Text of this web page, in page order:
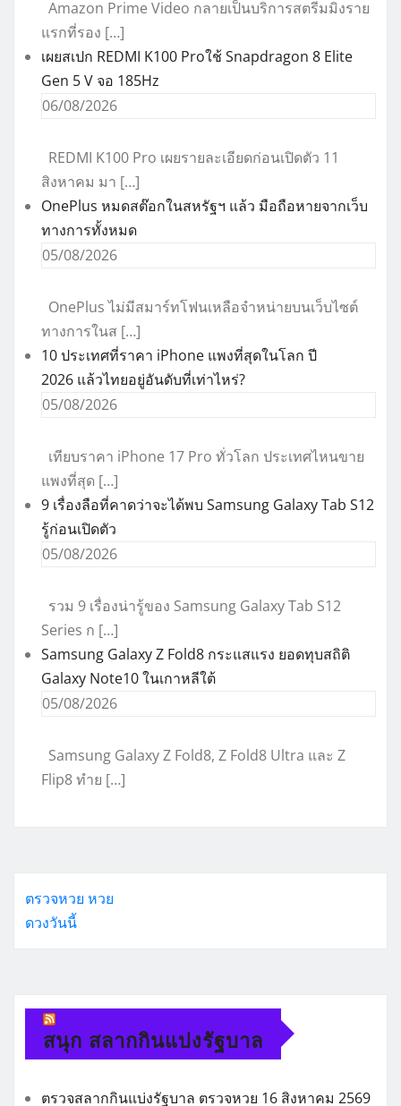
Amazon Prime Video กลายเป็นบริการสตรีมมิงราย
แรกที่รอง […]
เผยสเปก REDMI K100 Proใช้ Snapdragon 8 Elite
Gen 5 V จอ 185Hz
06/08/2026
REDMI K100 Pro เผยรายละเอียดก่อนเปิดตัว 11
สิงหาคม มา […]
OnePlus หมดสต๊อกในสหรัฐฯ แล้ว มือถือหายจากเว็บ
ทางการทั้งหมด
05/08/2026
OnePlus ไม่มีสมาร์ทโฟนเหลือจำหน่ายบนเว็บไซต์
ทางการในส […]
10 ประเทศที่ราคา iPhone แพงที่สุดในโลก ปี
2026 แล้วไทยอยู่อันดับที่เท่าไหร่?
05/08/2026
เทียบราคา iPhone 17 Pro ทั่วโลก ประเทศไหนขาย
แพงที่สุด […]
9 เรื่องลือที่คาดว่าจะได้พบ Samsung Galaxy Tab S12
รู้ก่อนเปิดตัว
05/08/2026
รวม 9 เรื่องน่ารู้ของ Samsung Galaxy Tab S12
Series ก […]
Samsung Galaxy Z Fold8 กระแสแรง ยอดทุบสถิติ
Galaxy Note10 ในเกาหลีใต้
05/08/2026
Samsung Galaxy Z Fold8, Z Fold8 Ultra และ Z
Flip8 ทำย […]
ตรวจหวย หวย
ดวงวันนี้
สนุก สลากกินแบ่งรัฐบาล
ตรวจสลากกินแบ่งรัฐบาล ตรวจหวย 16 สิงหาคม 2569